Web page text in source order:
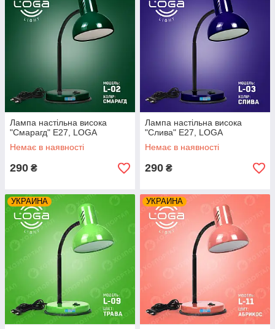
Лампа настільна висока
"Смарагд" Е27, LOGA
Немає в наявності
290 ₴
Лампа настільна висока
"Слива" Е27, LOGA
Немає в наявності
290 ₴
УКРАИНА УКРАИНА